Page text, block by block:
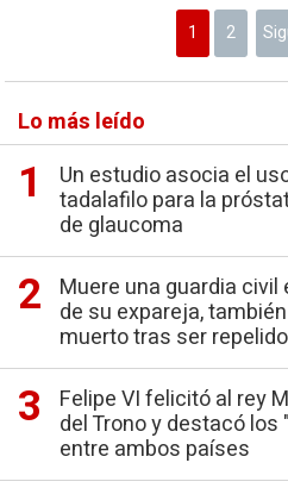
1 2
Lo más leído
Un estudio asocia el
tadalafilo para la
de glaucoma
Muere una guardia
de su expareja,
muerto tras ser repelido
Felipe VI felicitó al rey
del Trono y destacó
entre ambos países